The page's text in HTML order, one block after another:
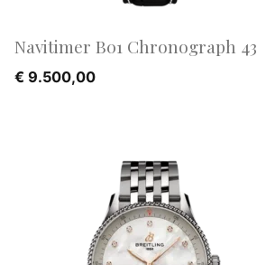
Navitimer B01 Chronograph 43
€ 9.500,00